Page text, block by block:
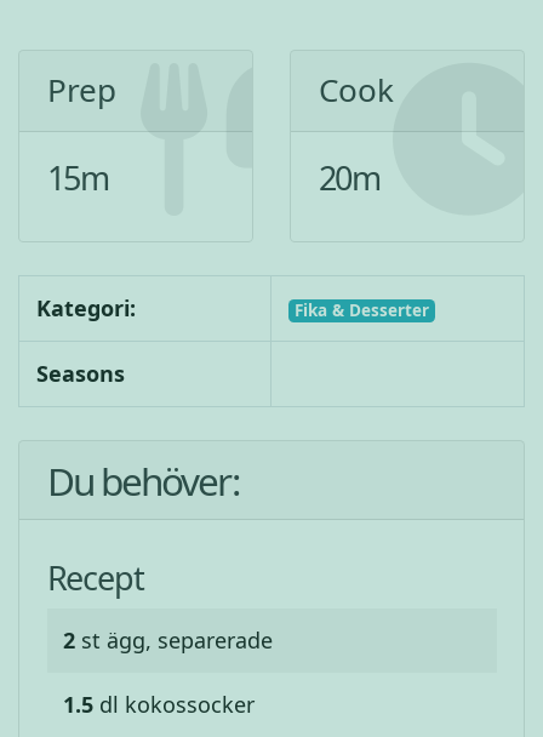
Prep
15m
Cook
20m
Kategori: Fika & Desserter
Seasons
Du behöver:
Recept
2 st ägg, separerade
1.5 dl kokossocker